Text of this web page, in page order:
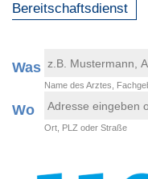
Bereitschaftsdienst
Was
Name des Arztes,
Wo
Ort, PLZ oder Straße